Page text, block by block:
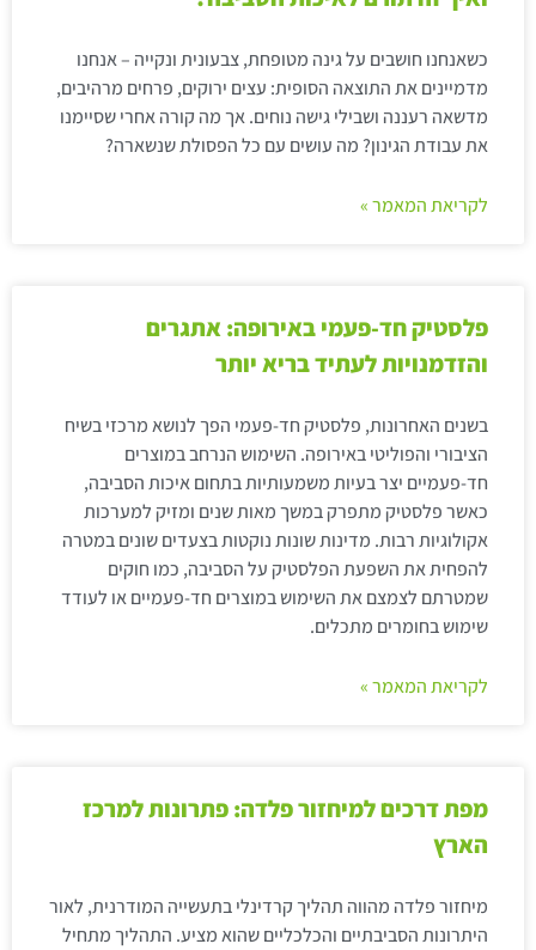
כשאנחנו חושבים על גינה מטופחת, צבעונית ונקייה – אנחנו
מדמיינים את התוצאה הסופית: עצים ירוקים, פרחים מרהיבים,
מדשאה רעננה ושבילי גישה נוחים. אך מה קורה אחרי שסיימנו
את עבודת הגינון? מה עושים עם כל הפסולת שנשארה?
לקריאת המאמר »
פלסטיק חד-פעמי באירופה: אתגרים
והזדמנויות לעתיד בריא יותר
בשנים האחרונות, פלסטיק חד-פעמי הפך לנושא מרכזי בשיח
הציבורי והפוליטי באירופה. השימוש הנרחב במוצרים
חד-פעמיים יצר בעיות משמעותיות בתחום איכות הסביבה,
כאשר פלסטיק מתפרק במשך מאות שנים ומזיק למערכות
אקולוגיות רבות. מדינות שונות נוקטות בצעדים שונים במטרה
להפחית את השפעת הפלסטיק על הסביבה, כמו חוקים
שמטרתם לצמצם את השימוש במוצרים חד-פעמיים או לעודד
שימוש בחומרים מתכלים.
לקריאת המאמר »
מפת דרכים למיחזור פלדה: פתרונות למרכז
הארץ
מיחזור פלדה מהווה תהליך קרדינלי בתעשייה המודרנית, לאור
היתרונות הסביבתיים והכלכליים שהוא מציע. התהליך מתחיל